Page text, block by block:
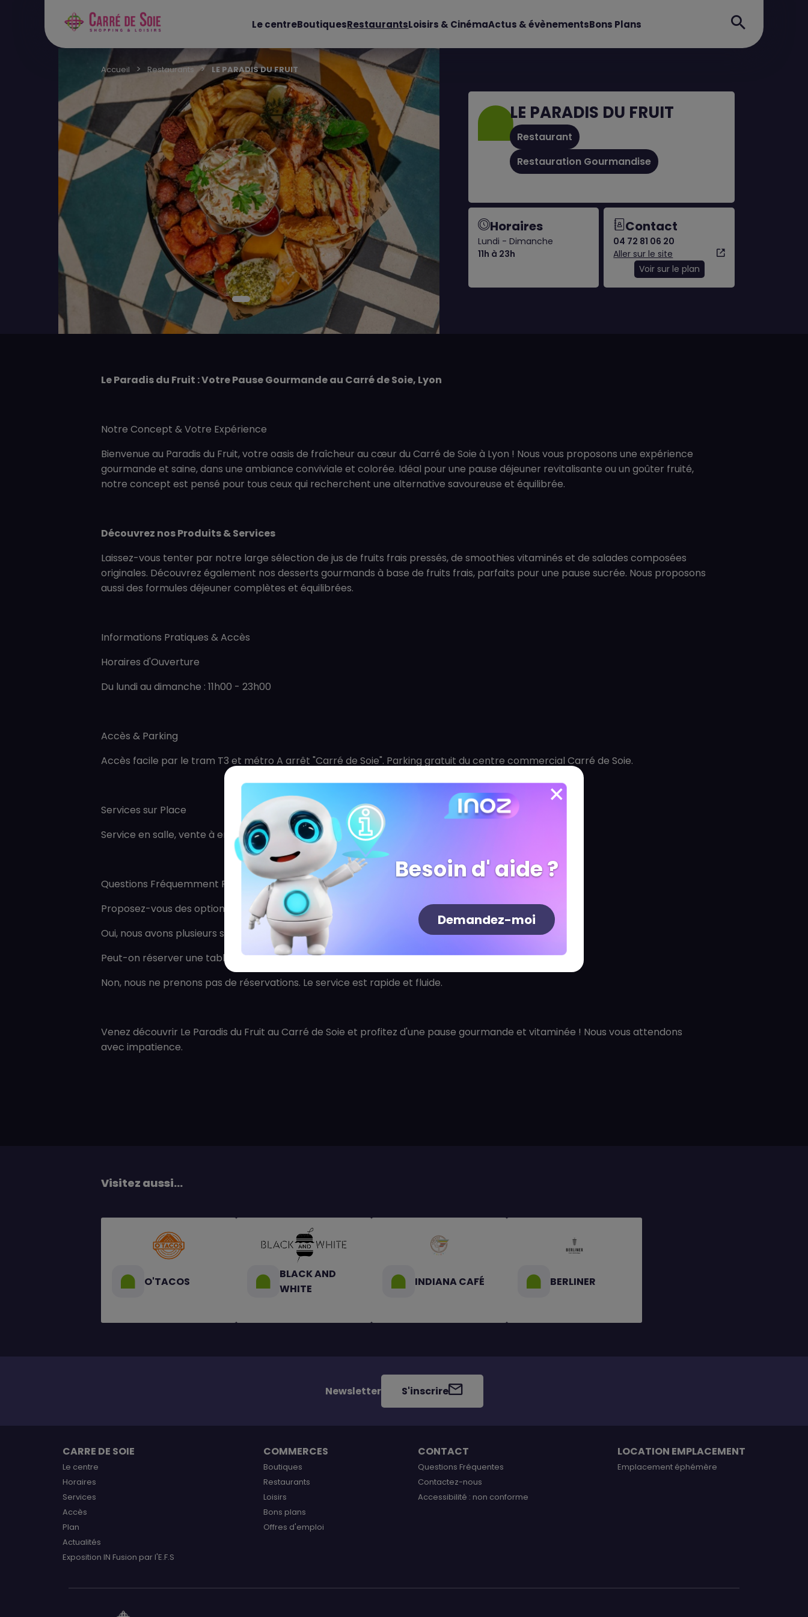
Le centreBoutiquesRestaurantsLoisirs & CinémaActus & évènementsBons Plans
Accueil Restaurants LE PARADIS DU FRUIT
LE PARADIS DU FRUIT
Restaurant
Restauration Gourmandise
Horaires
Lundi - Dimanche
11h à 23h
Contact
04 72 81 06 20
Aller sur le site
Voir sur le plan
Le Paradis du Fruit : Votre Pause Gourmande au Carré de Soie, Lyon
Notre Concept & Votre Expérience
Bienvenue au Paradis du Fruit, votre oasis de fraîcheur au cœur du Carré de Soie à Lyon ! Nous vous proposons une expérience
gourmande et saine, dans une ambiance conviviale et colorée. Idéal pour une pause déjeuner revitalisante ou un goûter fruité,
notre concept est pensé pour tous ceux qui recherchent une alternative savoureuse et équilibrée.
Découvrez nos Produits & Services
Laissez-vous tenter par notre large sélection de jus de fruits frais pressés, de smoothies vitaminés et de salades composées
originales. Découvrez également nos desserts gourmands à base de fruits frais, parfaits pour une pause sucrée. Nous proposons
aussi des formules déjeuner complètes et équilibrées.
Informations Pratiques & Accès
Horaires d'Ouverture
Du lundi au dimanche : 11h00 - 23h00
Accès & Parking
Accès facile par le tram T3 et métro A arrêt "Carré de Soie". Parking gratuit du centre commercial Carré de Soie.
Services sur Place
Service en salle, vente à emporter.
Questions Fréquemment Posées (FAQ)
Proposez-vous des options végétariennes ou véganes ?
Oui, nous avons plusieurs salades et jus adaptés aux régimes végétariens et véganes.
Peut-on réserver une table ?
Non, nous ne prenons pas de réservations. Le service est rapide et fluide.
Venez découvrir Le Paradis du Fruit au Carré de Soie et profitez d'une pause gourmande et vitaminée ! Nous vous attendons
avec impatience.
Visitez aussi...
O'TACOS
BLACK AND
WHITE
INDIANA CAFÉ BERLINER
Newsletter S'inscrire
CARRE DE SOIE
Le centre
Horaires
Services
Accès
Plan
Actualités
Exposition IN Fusion par l'E.F.S
COMMERCES
Boutiques
Restaurants
Loisirs
Bons plans
Offres d'emploi
CONTACT
Questions Fréquentes
Contactez-nous
Accessibilité : non conforme
LOCATION EMPLACEMENT
Emplacement éphémère
Besoin d' aide ?
Demandez-moi